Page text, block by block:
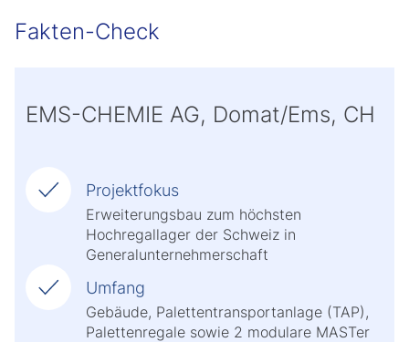
Fakten-Check
EMS-CHEMIE AG, Domat/Ems, CH
Projektfokus
Erweiterungsbau zum höchsten
Hochregallager der Schweiz in
Generalunternehmerschaft
Umfang
Gebäude, Palettentransportanlage (TAP),
Palettenregale sowie 2 modulare MASTer